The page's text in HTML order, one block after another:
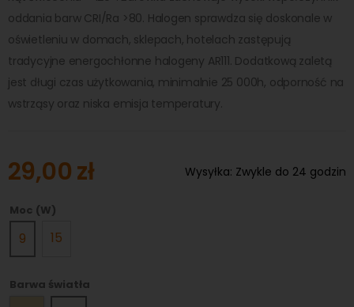
oddania barw CRI/Ra >80. Halogen sprawdza się doskonale w
oświetleniu w domach, sklepach, hotelach zastępują
tradycyjne energochłonne halogeny AR111. Dodatkową zaletą
jest długi czas użytkowania, minimalnie 25 000h, odporność na
wstrząsy oraz niska emisja temperatury.
29,00 zł Wysyłka: Zwykle do 24 godzin
Moc (W)
9 15
Barwa światła